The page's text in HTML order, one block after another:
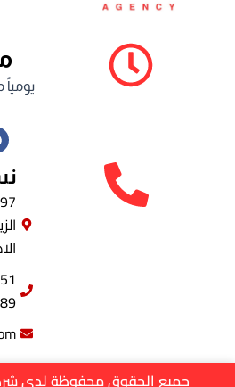
c
o
o
k
جميع الحقوق محفوظة لدى شركة